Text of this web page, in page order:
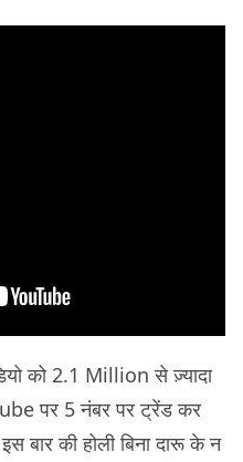
को 2.1 Million से ज़्यादा
पर 5 नंबर पर ट्रेंड कर
बार की होली बिना दारू के न